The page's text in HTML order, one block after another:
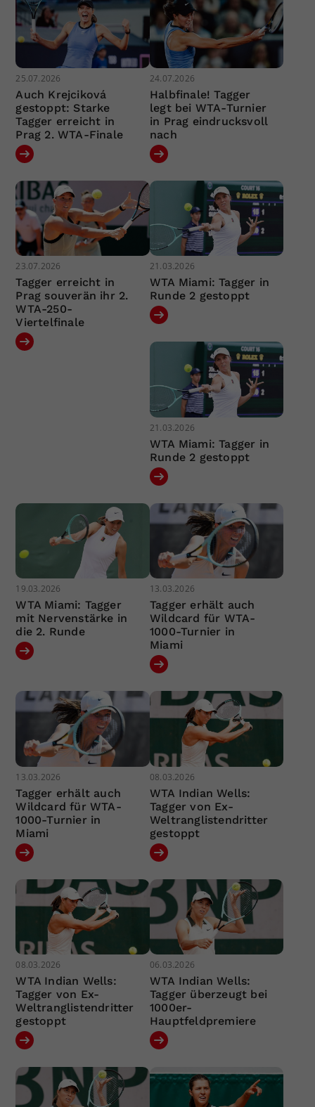
25.07.2026
Auch Krejciková
gestoppt: Starke
Tagger erreicht in
Prag 2. WTA-Finale
24.07.2026
Halbfinale! Tagger
legt bei WTA-Turnier
in Prag eindrucksvoll
nach
23.07.2026
Tagger erreicht in
Prag souverän ihr 2.
WTA-250-
Viertelfinale
21.03.2026
WTA Miami: Tagger in
Runde 2 gestoppt
21.03.2026
WTA Miami: Tagger in
Runde 2 gestoppt
19.03.2026
WTA Miami: Tagger
mit Nervenstärke in
die 2. Runde
13.03.2026
Tagger erhält auch
Wildcard für WTA-
1000-Turnier in
Miami
13.03.2026
Tagger erhält auch
Wildcard für WTA-
1000-Turnier in
Miami
08.03.2026
WTA Indian Wells:
Tagger von Ex-
Weltranglistendritter
gestoppt
08.03.2026
WTA Indian Wells:
Tagger von Ex-
Weltranglistendritter
gestoppt
06.03.2026
WTA Indian Wells:
Tagger überzeugt bei
1000er-
Hauptfeldpremiere